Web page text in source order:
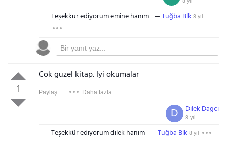
Teşekkür ediyorum emine hanım Tuğba Blk 8 yıl
1
Cok guzel kitap. Iyi okumalar
Paylaş: Daha fazla
Dilek Dagci
8 yıl
D
Teşekkür ediyorum dilek hanım Tuğba Blk 8 yıl